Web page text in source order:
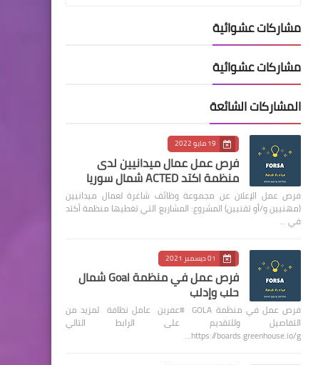
مشاركات عشوائية
مشاركات عشوائية
المشاركات الشائعة
19 مايو 2022
فرص عمل عمال ميدانيين لدى
منظمة اكتد ACTED شمال سوريا
فرص عمل الإعلان عن مجموعة وظائف شاغرة لعمال ميدانيين
(مهنيين و/أو تقنيين) المشروع: المشاريع التي تغطيها منظمة أكتد
في …
01 ديسمبر 2021
فرص عمل في منظمة Goal شمال
حلب وإدلب
فرص عمل في منظمة GOLA #عفرين عامل نظافة لمزيد من
التفاصيل وللتقديم على الرابط التالي
https://boards.greenhouse.io/g…